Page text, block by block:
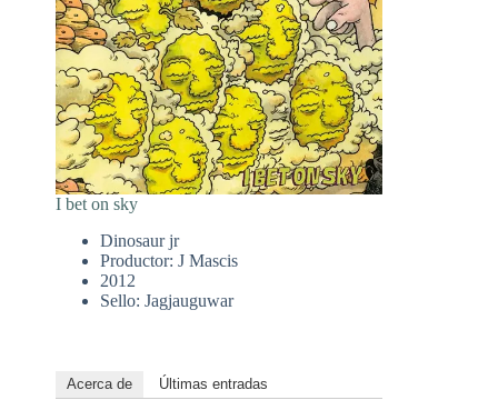
I bet on sky
Dinosaur jr
Productor: J Mascis
2012
Sello: Jagjauguwar
Acerca de Últimas entradas